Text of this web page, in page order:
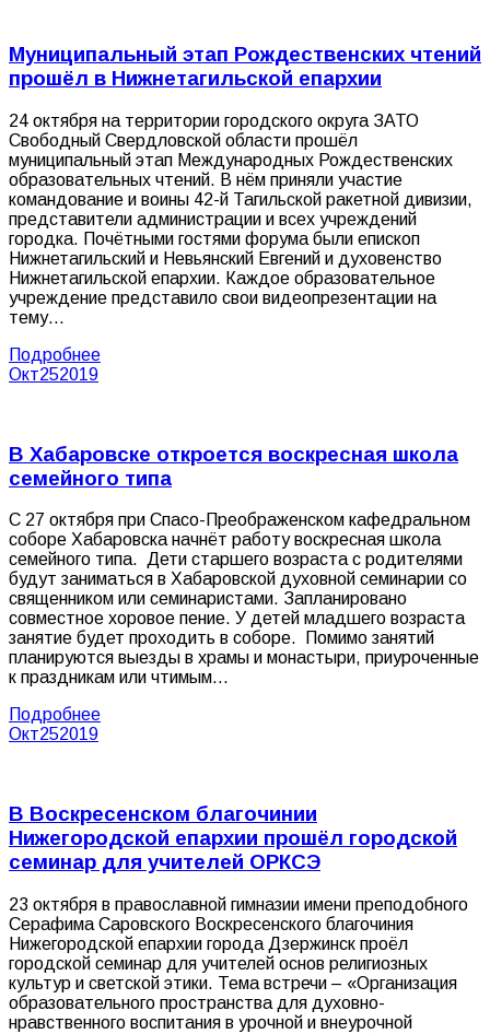
Муниципальный этап Рождественских чтений
прошёл в Нижнетагильской епархии
24 октября на территории городского округа ЗАТО
Свободный Свердловской области прошёл
муниципальный этап Международных Рождественских
образовательных чтений. В нём приняли участие
командование и воины 42-й Тагильской ракетной дивизии,
представители администрации и всех учреждений
городка. Почётными гостями форума были епископ
Нижнетагильский и Невьянский Евгений и духовенство
Нижнетагильской епархии. Каждое образовательное
учреждение представило свои видеопрезентации на
тему…
Подробнее
Окт252019
В Хабаровске откроется воскресная школа
семейного типа
С 27 октября при Спасо-Преображенском кафедральном
соборе Хабаровска начнёт работу воскресная школа
семейного типа. Дети старшего возраста с родителями
будут заниматься в Хабаровской духовной семинарии со
священником или семинаристами. Запланировано
совместное хоровое пение. У детей младшего возраста
занятие будет проходить в соборе. Помимо занятий
планируются выезды в храмы и монастыри, приуроченные
к праздникам или чтимым…
Подробнее
Окт252019
В Воскресенском благочинии
Нижегородской епархии прошёл городской
семинар для учителей ОРКСЭ
23 октября в православной гимназии имени преподобного
Серафима Саровского Воскресенского благочиния
Нижегородской епархии города Дзержинск проёл
городской семинар для учителей основ религиозных
культур и светской этики. Тема встречи – «Организация
образовательного пространства для духовно-
нравственного воспитания в урочной и внеурочной